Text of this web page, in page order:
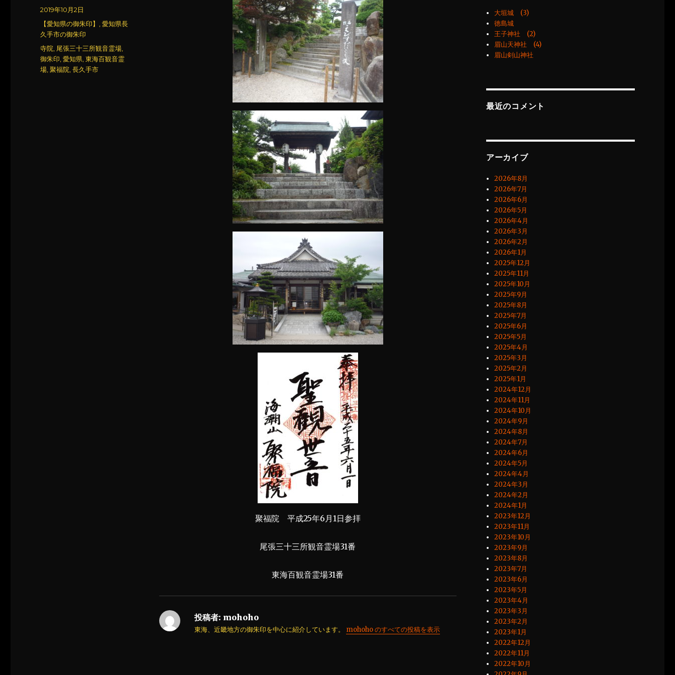
聚福院 平成25年6月1日参拝
尾張三十三所観音霊場31番
東海百観音霊場31番
投稿者: mohoho
東海、近畿地方の御朱印を中心に紹介しています。 mohoho のすべての投稿を表示
投
稿
日:
2019年10月2日
カ
テ
ゴ
リ
ー
【愛知県の御朱印】 ,愛知県長
久手市の御朱印
タ
グ
寺院 尾張三十三所観音霊場
御朱印 ,愛知県 ,東海百観音霊
場 ,聚福院 ,長久手市
大垣城 (3)
徳島城
王子神社 (2)
眉山天神社 (4)
眉山剣山神社
最近のコメント
アーカイブ
2026年8月
2026年7月
2026年6月
2026年5月
2026年4月
2026年3月
2026年2月
2026年1月
2025年12月
2025年11月
2025年10月
2025年9月
2025年8月
2025年7月
2025年6月
2025年5月
2025年4月
2025年3月
2025年2月
2025年1月
2024年12月
2024年11月
2024年10月
2024年9月
2024年8月
2024年7月
2024年6月
2024年5月
2024年4月
2024年3月
2024年2月
2024年1月
2023年12月
2023年11月
2023年10月
2023年9月
2023年8月
2023年7月
2023年6月
2023年5月
2023年4月
2023年3月
2023年2月
2023年1月
2022年12月
2022年11月
2022年10月